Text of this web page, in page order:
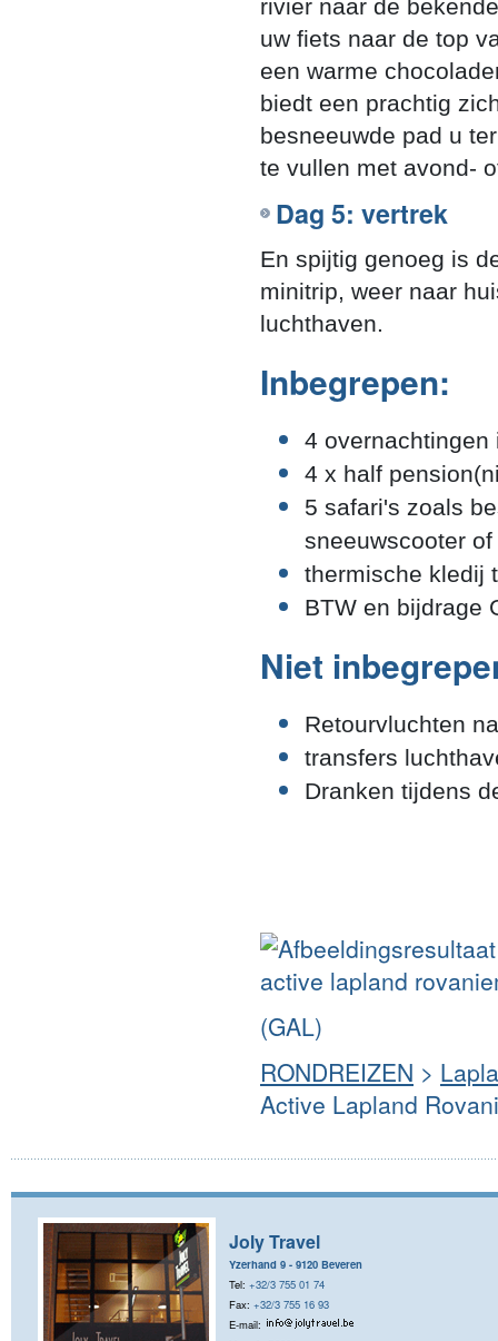
rivier naar de
uw fiets naar de top
een warme
biedt een prachtig
besneeuwde pad u
te vullen met avond-
Dag 5: vertrek
En spijtig genoeg is
minitrip, weer naar
luchthaven.
Inbegrepen:
4 overnachtingen
4 x half
5 safari's zoals
sneeuwscooter
thermische kledij
BTW en bijdrage
Niet
Retourvluchten
transfers
Dranken tijdens
(GAL)
RONDREIZEN >
Active Lapland
Joly Travel
Yzerhand 9 - 9120 Beveren
Tel: +32/3 755 01 74
Fax: +32/3 755 16 93
E-mail: